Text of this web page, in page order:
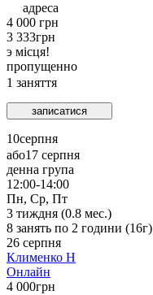
адреса
4 000 грн
3 333грн
э місця!
пропущенно
1 заняття
записатися
10серпня
або17 серпня
денна група
12:00-14:00
Пн, Ср, Пт
3 тиждня (0.8 мес.)
8 занять по 2 години (16г)
26 серпня
Клименко Н
Онлайн
4 000грн